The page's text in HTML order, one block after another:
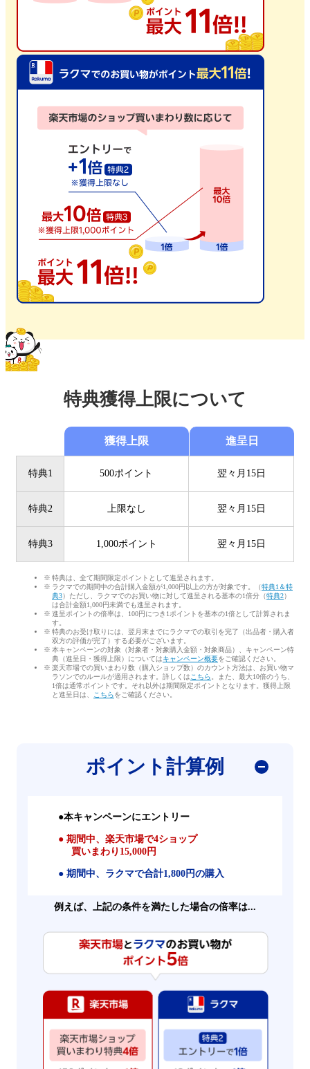
特典獲得上限について
獲得上限 進呈日
特典1 500ポイント 翌々月15日
特典2 上限なし 翌々月15日
特典3 1,000ポイント 翌々月15日
特典は、全て期間限定ポイントとして進呈されます。
ラクマでの期間中の合計購入金額が1,000円以上の方が対象です。（特典1＆特
典3）ただし、ラクマでのお買い物に対して進呈される基本の1倍分（特典2）
は合計金額1,000円未満でも進呈されます。
進呈ポイントの倍率は、100円につき1ポイントを基本の1倍として計算されま
す。
特典のお受け取りには、翌月末までにラクマでの取引を完了（出品者・購入者
双方の評価が完了）する必要がございます。
本キャンペーンの対象（対象者・対象購入金額・対象商品）、キャンペーン特
典（進呈日・獲得上限）についてはキャンペーン概要をご確認ください。
楽天市場での買いまわり数（購入ショップ数）のカウント方法は、お買い物マ
ラソンでのルールが適用されます。詳しくは こちら 。また、最大10倍のうち、
1倍は通常ポイントです。それ以外は期間限定ポイントとなります。獲得上限
と進呈日は、
こちらをご確認ください。
ポイント計算例
●本キャンペーンにエントリー
● 期間中、楽天市場で4ショップ
買いまわり15,000円
● 期間中、ラクマで合計1,800円の購入
例えば、上記の条件を満たした場合の倍率は...